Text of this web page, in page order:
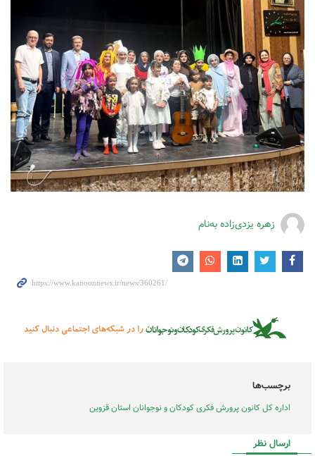
زهره یزدی‌زاده به‌نام
برچسب‌ها
اداره کل کانون پرورش فکری کودکان و نوجوانان استان قزوین
ارسال نظر